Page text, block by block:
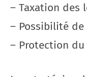
– Taxation des
– Possibilité
– Protection